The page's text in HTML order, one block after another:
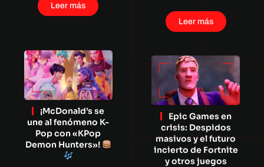
Leer más
Leer más
¡McDonald’s se
une al fenómeno K-
Pop con «KPop
Demon Hunters»!
Epic Games en
crisis: Despidos
masivos y el futuro
incierto de Fortnite
y otros juegos